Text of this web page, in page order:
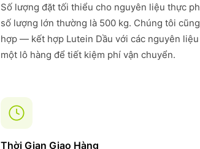
Số lượng đặt tối thiểu cho nguyên liệu thực
số lượng lớn thường là 500 kg. Chúng tôi
hợp — kết hợp Lutein Dầu với các nguyên
một lô hàng để tiết kiệm phí vận chuyển.
Thời Gian Giao Hàng